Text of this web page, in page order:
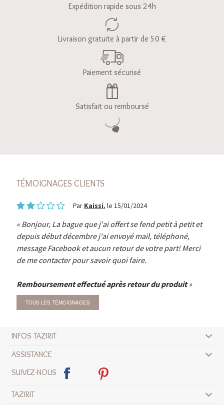
Expédition rapide sous 24h
Livraison gratuite à partir de 50 €
Paiement sécurisé
Satisfait ou remboursé
TÉMOIGNAGES CLIENTS
Par Kaissi, le 15/01/2024
Bonjour, La bague que j'ai offert se fend petit à petit et
depuis début décembre j'ai envoyé mail, téléphoné,
message Facebook et aucun retour de votre part! Merci
de me contacter pour savoir quoi faire.
Remboursement effectué après retour du produit
TOUS LES TÉMOIGNAGES
INFOS TAZIRIT
ASSISTANCE
SUIVEZ-NOUS
TAZIRIT